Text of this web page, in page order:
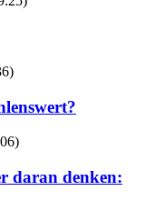
daran denken: